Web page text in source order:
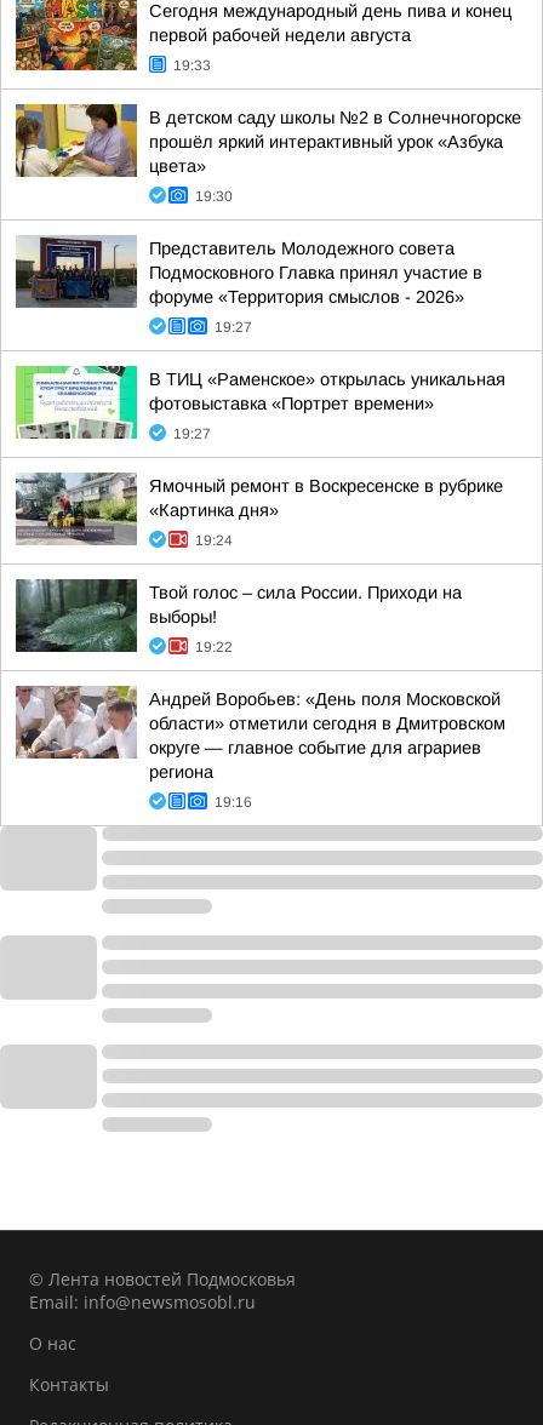
Сегодня международный день пива и конец
первой рабочей недели августа
19:33
В детском саду школы №2 в Солнечногорске
прошёл яркий интерактивный урок «Азбука
цвета»
19:30
Представитель Молодежного совета
Подмосковного Главка принял участие в
форуме «Территория смыслов - 2026»
19:27
В ТИЦ «Раменское» открылась уникальная
фотовыставка «Портрет времени»
19:27
Ямочный ремонт в Воскресенске в рубрике
«Картинка дня»
19:24
Твой голос – сила России. Приходи на
выборы!
19:22
Андрей Воробьев: «День поля Московской
области» отметили сегодня в Дмитровском
округе — главное событие для аграриев
региона
19:16
© Лента новостей Подмосковья
Email: info@newsmosobl.ru
О нас
Контакты